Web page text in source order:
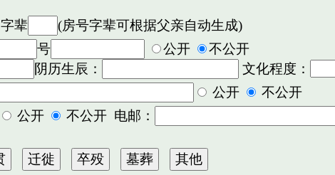
字辈
(房号字辈可根据父亲自动生成)
号 公开
不公开
阴历生辰：
文化程度：
公开
不公开
公开
不公开 电邮：